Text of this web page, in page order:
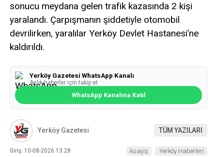
sonucu meydana gelen trafik kazasında 2 kişi
yaralandı. Çarpışmanın şiddetiyle otomobil
devrilirken, yaralılar Yerköy Devlet Hastanesi’ne
kaldırıldı.
Yerköy Gazetesi WhatsApp Kanalı
Anlık haberler için takip et
WhatsApp Kanalına Katıl
Yerköy Gazetesi TÜM YAZILARI
Giriş: 10-08-2026 13:28 Asayiş Yerköy Haberleri